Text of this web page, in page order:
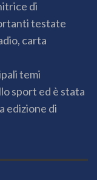
di
testate
carta
temi
sport ed è stata
edizione di